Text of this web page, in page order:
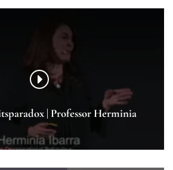
| Professor Herminia